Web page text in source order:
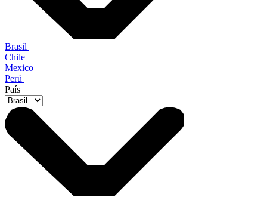
Brasil
Chile
Mexico
Perú
País